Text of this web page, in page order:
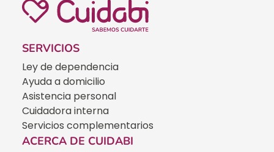
SERVICIOS
Ley de dependencia
Ayuda a domicilio
Asistencia personal
Cuidadora interna
Servicios complementarios
ACERCA DE CUIDABI